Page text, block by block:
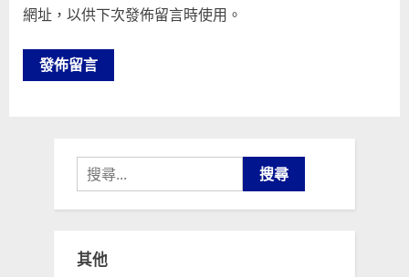
網址，以供下次發佈留言時使用。
搜
尋
關
字:
其他